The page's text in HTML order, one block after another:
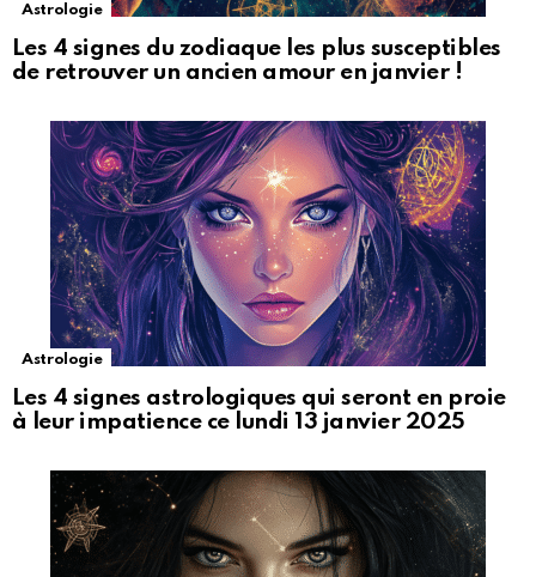
Astrologie
Les 4 signes du zodiaque les plus susceptibles
de retrouver un ancien amour en janvier !
Astrologie
Les 4 signes astrologiques qui seront en proie
à leur impatience ce lundi 13 janvier 2025